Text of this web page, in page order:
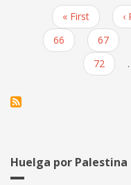
los
despidos
de
la
sección
Paginación
Primera
página
« First ‹
Page
66 Page
67
Page
72
Huelga por Palestina